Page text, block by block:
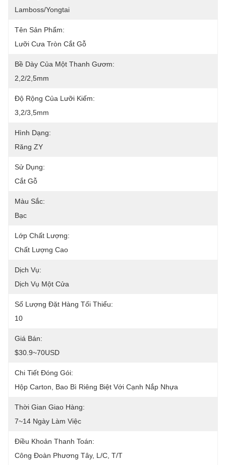
Lamboss/yongtai
Tên Sản Phẩm:
Lưỡi Cưa Tròn Cắt Gỗ
Bề Dày Của Một Thanh Gươm:
2,2/2,5mm
Độ Rộng Của Lưỡi Kiếm:
3,2/3,5mm
Hình Dạng:
Răng ZY
Sử Dụng:
Cắt Gỗ
Màu Sắc:
Bạc
Lớp Chất Lượng:
Chất Lượng Cao
Dịch Vụ:
Dịch Vụ Một Cửa
Số Lượng Đặt Hàng Tối Thiểu:
10
Giá Bán:
$30.9~70USD
Chi Tiết Đóng Gói:
Hộp Carton, Bao Bì Riêng Biệt Với Cạnh Nắp Nhựa
Thời Gian Giao Hàng:
7~14 Ngày Làm Việc
Điều Khoản Thanh Toán:
Công Đoàn Phương Tây, L/C, T/T